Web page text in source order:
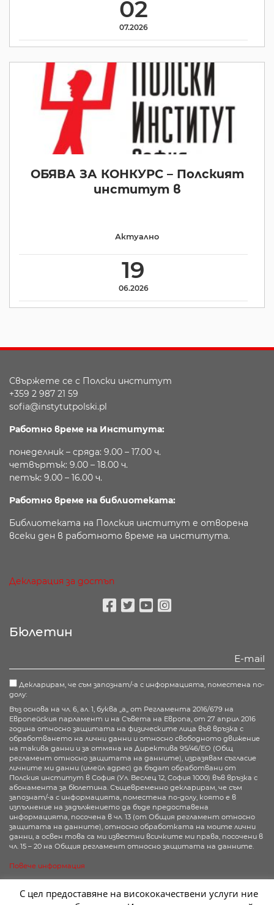
02
07.2026
ОБЯВА ЗА КОНКУРС – Полският
институт в
19
06.2026
Актуално
Свържете се с Полски институт
+359 2 987 21 59
sofia@instytutpolski.pl
Работно време на Института:
понеделник – сряда: 9.00 – 17.00 ч.
четвъртък: 9.00 – 18.00 ч.
петък: 9.00 – 16.00 ч.
Работно време на библиотеката:
Библиотеката на Полския институт е отворена
всеки ден в работното време на института.
Декларация за достъп
Бюлетин
Декларирам, че съм запознат/-а с информацията, поместена по-
долу:
Въз основа на чл. 6, ал. 1, буква „а„ от Регламента 2016/679 на
Европейския парламент и на Съвета на Европа, от 27 април 2016
година относно защитата на физическите лица във връзка с
обработването на лични данни и относно свободното движение
на такива данни и за отмяна на Директива 95/46/ЕО (Общ
регламент относно защитата на данните), изразявам съгласие
личните ми данни (имейл адрес) да бъдат обработвани от
Полския институт в София (Ул. Веслец 12, София 1000) във връзка с
абонамента за бюлетина. Същевременно декларирам, че съм
запознат/-а с информацията, поместена по-долу, която е в
изпълнение на задължението да бъде предоставена
информацията, посочена в чл. 13 (от Общия регламент относно
защитата на данните), относно обработката на моите лични
данни, а освен това са ми известни всичките ми права, посочени в
чл. 15 – 20 на Общия регламент относно защитата на данните.
Повече информация
Абонирай се
С цел предоставяне на висококачествени услуги ние